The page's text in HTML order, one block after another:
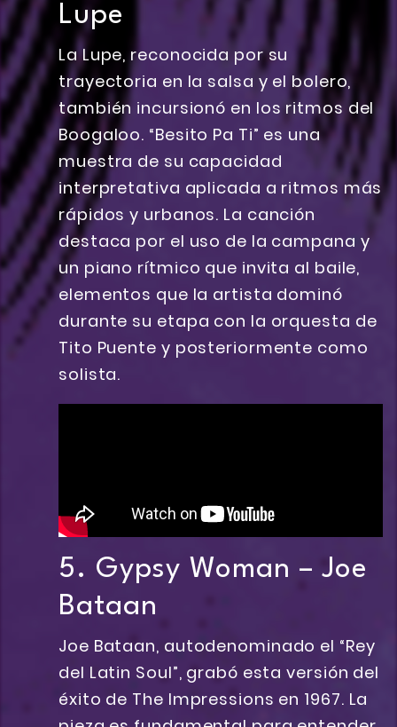
Lupe
La Lupe, reconocida por su
trayectoria en la salsa y el bolero,
también incursionó en los ritmos del
Boogaloo. “Besito Pa Ti” es una
muestra de su capacidad
interpretativa aplicada a ritmos más
rápidos y urbanos. La canción
destaca por el uso de la campana y
un piano rítmico que invita al baile,
elementos que la artista dominó
durante su etapa con la orquesta de
Tito Puente y posteriormente como
solista.
5. Gypsy Woman – Joe
Bataan
Joe Bataan, autodenominado el “Rey
del Latin Soul”, grabó esta versión del
éxito de The Impressions en 1967. La